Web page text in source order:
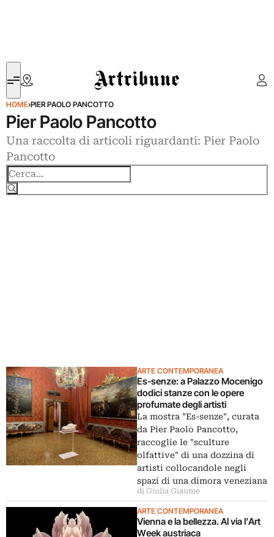
Artribune
HOME›PIER PAOLO PANCOTTO
Pier Paolo Pancotto
Una raccolta di articoli riguardanti: Pier Paolo
Pancotto
ARTE CONTEMPORANEA
Es-senze: a Palazzo Mocenigo
dodici stanze con le opere
profumate degli artisti
La mostra "Es-senze", curata
da Pier Paolo Pancotto,
raccoglie le "sculture
olfattive" di una dozzina di
artisti collocandole negli
spazi di una dimora veneziana
di Giulia Giaume
ARTE CONTEMPORANEA
Vienna e la bellezza. Al via l’Art
Week austriaca